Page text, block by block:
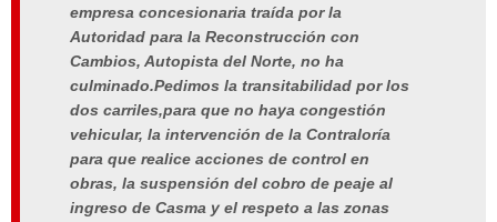
empresa concesionaria traída por la
Autoridad para la Reconstrucción con
Cambios, Autopista del Norte, no ha
culminado.Pedimos la transitabilidad por los
dos carriles,para que no haya congestión
vehicular, la intervención de la Contraloría
para que realice acciones de control en
obras, la suspensión del cobro de peaje al
ingreso de Casma y el respeto a las zonas